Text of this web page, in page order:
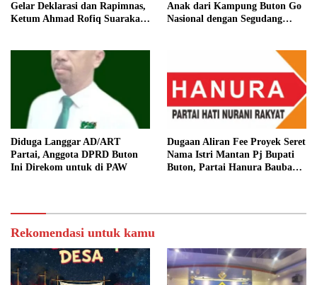
Gelar Deklarasi dan Rapimnas,
Ketum Ahmad Rofiq Suarakan
Anak dari Kampung Buton Go
Nasional dengan Segudang
Diduga Langgar AD/ART
Partai, Anggota DPRD Buton
Ini Direkom untuk di PAW
Dugaan Aliran Fee Proyek Seret
Nama Istri Mantan Pj Bupati
Buton, Partai Hanura Baubau
Rekomendasi untuk kamu